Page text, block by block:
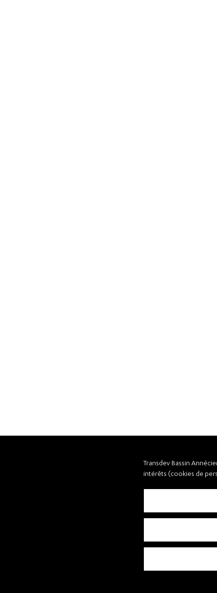
Transdev Bassin
intérêts (cookies de